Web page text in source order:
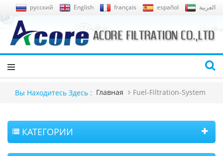
русский English français español العربية
Вы Находитесь Здесь : Главная Fuel-Filtration-System
КАТЕГОРИИ